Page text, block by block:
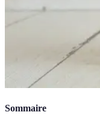
Sommaire